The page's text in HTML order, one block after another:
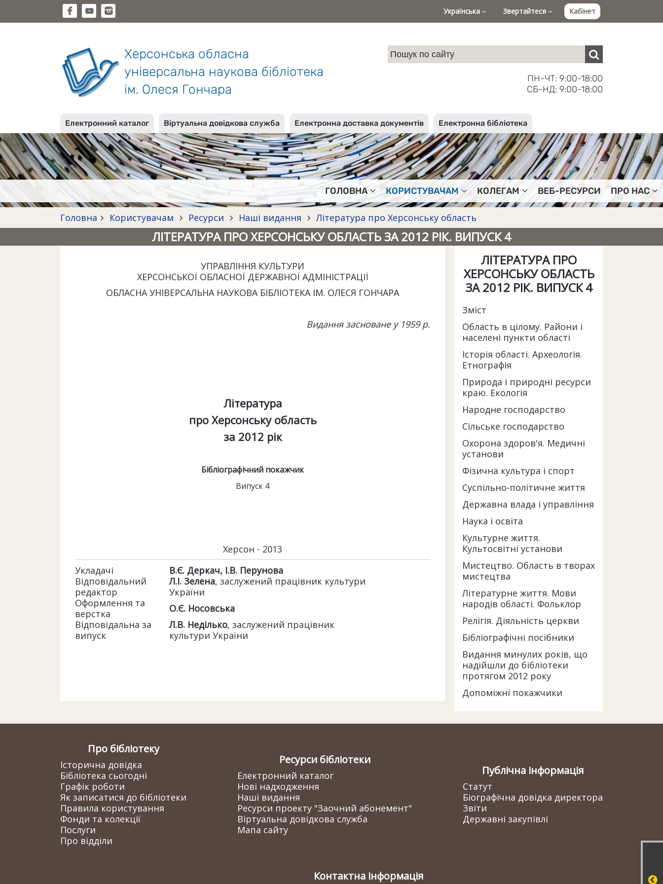
Українська Звертайтеся Кабінет
Херсонська обласна
універсальна наукова бібліотека
ім. Олеся Гончара
ПН-ЧТ: 9:00-18:00
СБ-НД: 9:00-18:00
Електронний каталог Віртуальна довідкова служба Електронна доставка документів Електронна бібліотека
ГОЛОВНА КОРИСТУВАЧАМ КОЛЕГАМ ВЕБ-РЕСУРСИ ПРО НАС
Головна Користувачам Ресурси Наші видання Література про Херсонську область
ЛІТЕРАТУРА ПРО ХЕРСОНСЬКУ ОБЛАСТЬ ЗА 2012 РІК. ВИПУСК 4
УПРАВЛІННЯ КУЛЬТУРИ
ХЕРСОНСЬКОЇ ОБЛАСНОЇ ДЕРЖАВНОЇ АДМІНІСТРАЦІЇ
ОБЛАСНА УНІВЕРСАЛЬНА НАУКОВА БІБЛІОТЕКА ІМ. ОЛЕСЯ ГОНЧАРА
Видання засноване у 1959 р.
Література
про Херсонську область
за 2012 рік
Бібліографічний покажчик
Випуск 4
Херсон - 2013
Укладачі
В.Є. Деркач, І.В. Перунова
Відповідальний
редактор
Л.І. Зелена, заслужений працівник культури
України
Оформлення та
верстка
О.Є. Носовська
Відповідальна за
випуск
Л.В. Неділько, заслужений працівник
культури України
ЛІТЕРАТУРА ПРО
ХЕРСОНСЬКУ ОБЛАСТЬ
ЗА 2012 РІК. ВИПУСК 4
Зміст
Область в цілому. Райони і
населені пункти області
Історія області. Археологія.
Етнографія
Природа і природні ресурси
краю. Екологія
Народне господарство
Сільське господарство
Охорона здоров'я. Медичні
установи
Фізична культура і спорт
Суспільно-політичне життя
Державна влада і управління
Наука і освіта
Культурне життя.
Культосвітні установи
Мистецтво. Область в творах
мистецтва
Літературне життя. Мови
народів області. Фольклор
Релігія. Діяльність церкви
Бібліографічні посібники
Видання минулих років, що
надійшли до бібліотеки
протягом 2012 року
Допоміжні покажчики
Про бібліотеку
Історична довідка
Бібліотека сьогодні
Графік роботи
Як записатися до бібліотеки
Правила користування
Фонди та колекції
Послуги
Про відділи
Ресурси бібліотеки
Електронний каталог
Нові надходження
Наші видання
Ресурси проекту "Заочний абонемент"
Віртуальна довідкова служба
Мапа сайту
Публічна інформація
Статут
Біографічна довідка директора
Звіти
Державні закупівлі
Контактна інформація